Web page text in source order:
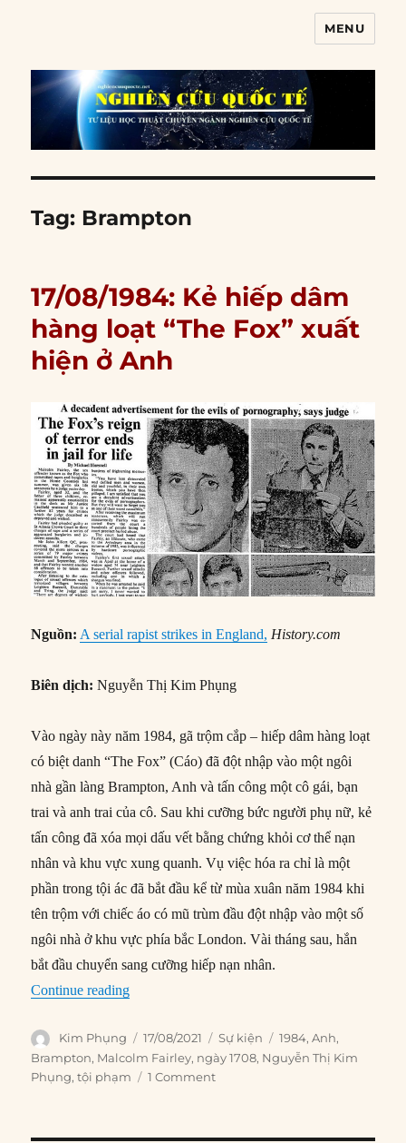
MENU
Tag: Brampton
17/08/1984: Kẻ hiếp dâm
hàng loạt “The Fox” xuất
hiện ở Anh
Nguồn: A serial rapist strikes in England, History.com
Biên dịch: Nguyễn Thị Kim Phụng
Vào ngày này năm 1984, gã trộm cắp – hiếp dâm hàng loạt
có biệt danh “The Fox” (Cáo) đã đột nhập vào một ngôi
nhà gần làng Brampton, Anh và tấn công một cô gái, bạn
trai và anh trai của cô. Sau khi cưỡng bức người phụ nữ, kẻ
tấn công đã xóa mọi dấu vết bằng chứng khỏi cơ thể nạn
nhân và khu vực xung quanh. Vụ việc hóa ra chỉ là một
phần trong tội ác đã bắt đầu kể từ mùa xuân năm 1984 khi
tên trộm với chiếc áo có mũ trùm đầu đột nhập vào một số
ngôi nhà ở khu vực phía bắc London. Vài tháng sau, hắn
bắt đầu chuyển sang cưỡng hiếp nạn nhân.
Continue reading“17/08/1984: Kẻ hiếp dâm hàng loạt “The
Author
Kim Phụng
Posted
on
17/08/2021 Categories
Sự kiện Tags
1984,Anh,
Brampton, Malcolm Fairley, ngày 1708, Nguyễn Thị Kim
Phụng,tội phạm 1 Comment